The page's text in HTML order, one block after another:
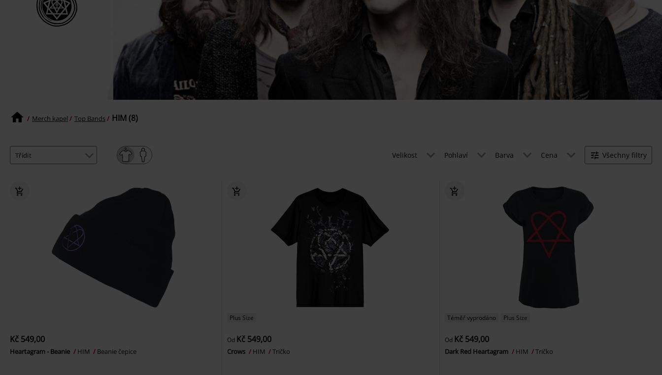
Merch kapel Top Bands HIM (8)
Velikost Pohlaví Barva Cena Všechny filtry
Kč 549,00
Heartagram - Beanie HIM Beanie čepice
Plus Size
Od Kč 549,00
Crows HIM Tričko
Téměř vyprodáno Plus Size
Od Kč 549,00
Dark Red Heartagram HIM Tričko